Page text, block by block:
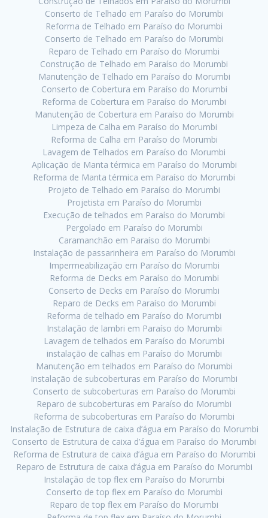
Conserto de Telhado em Paraíso do Morumbi
Reforma de Telhado em Paraíso do Morumbi
Conserto de Telhado em Paraíso do Morumbi
Reparo de Telhado em Paraíso do Morumbi
Construção de Telhado em Paraíso do Morumbi
Manutenção de Telhado em Paraíso do Morumbi
Conserto de Cobertura em Paraíso do Morumbi
Reforma de Cobertura em Paraíso do Morumbi
Manutenção de Cobertura em Paraíso do Morumbi
Limpeza de Calha em Paraíso do Morumbi
Reforma de Calha em Paraíso do Morumbi
Lavagem de Telhados em Paraíso do Morumbi
Aplicação de Manta térmica em Paraíso do Morumbi
Reforma de Manta térmica em Paraíso do Morumbi
Projeto de Telhado em Paraíso do Morumbi
Projetista em Paraíso do Morumbi
Execução de telhados em Paraíso do Morumbi
Pergolado em Paraíso do Morumbi
Caramanchão em Paraíso do Morumbi
Instalação de passarinheira em Paraíso do Morumbi
Impermeabilização em Paraíso do Morumbi
Reforma de Decks em Paraíso do Morumbi
Conserto de Decks em Paraíso do Morumbi
Reparo de Decks em Paraíso do Morumbi
Reforma de telhado em Paraíso do Morumbi
Instalação de lambri em Paraíso do Morumbi
Lavagem de telhados em Paraíso do Morumbi
instalação de calhas em Paraíso do Morumbi
Manutenção em telhados em Paraíso do Morumbi
Instalação de subcoberturas em Paraíso do Morumbi
Conserto de subcoberturas em Paraíso do Morumbi
Reparo de subcoberturas em Paraíso do Morumbi
Reforma de subcoberturas em Paraíso do Morumbi
Instalação de Estrutura de caixa d’água em Paraíso do Morumbi
Conserto de Estrutura de caixa d’água em Paraíso do Morumbi
Reforma de Estrutura de caixa d’água em Paraíso do Morumbi
Reparo de Estrutura de caixa d’água em Paraíso do Morumbi
Instalação de top flex em Paraíso do Morumbi
Conserto de top flex em Paraíso do Morumbi
Reparo de top flex em Paraíso do Morumbi